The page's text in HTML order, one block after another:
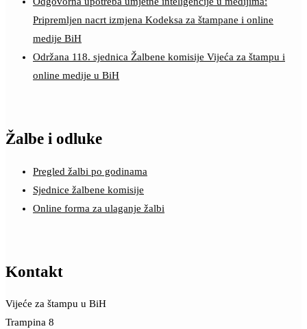
Pripremljen nacrt izmjena Kodeksa za štampane i online
medije BiH
Održana 118. sjednica Žalbene komisije Vijeća za štampu i
online medije u BiH
Žalbe i odluke
Pregled žalbi po godinama
Sjednice žalbene komisije
Online forma za ulaganje žalbi
Kontakt
Vijeće za štampu u BiH
Trampina 8